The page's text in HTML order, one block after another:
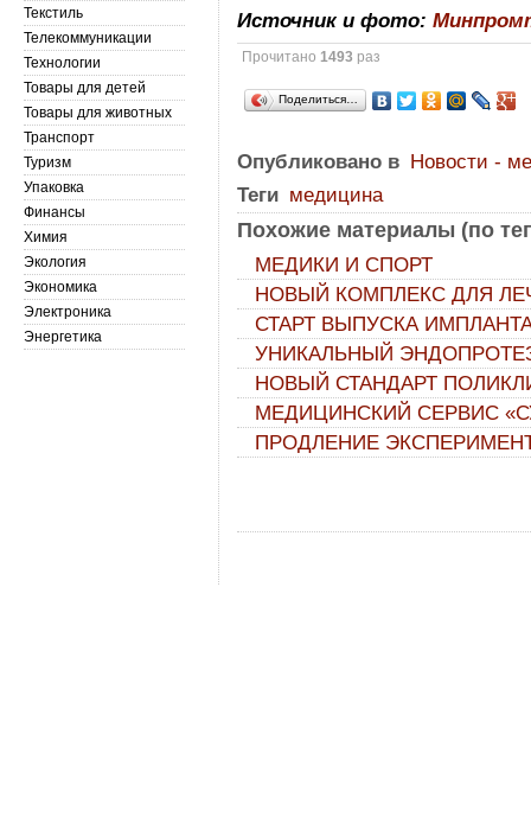
Источник и фото:
Прочитано1493 раз
Поделиться…
Опубликовано в Новости -
Теги медицина
Похожие материалы (по
МЕДИКИ И СПОРТ
НОВЫЙ КОМПЛЕКС ДЛЯ
СТАРТ ВЫПУСКА
УНИКАЛЬНЫЙ
НОВЫЙ СТАНДАРТ
МЕДИЦИНСКИЙ СЕРВИС
ПРОДЛЕНИЕ
Текстиль
Телекоммуникации
Технологии
Товары для детей
Товары для животных
Транспорт
Туризм
Упаковка
Финансы
Химия
Экология
Экономика
Электроника
Энергетика